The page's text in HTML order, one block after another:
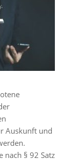
Auskunft und
nach § 92 Satz